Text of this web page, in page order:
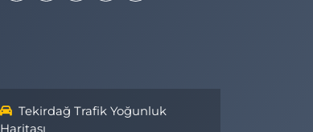
Tekirdağ Trafik Yoğunluk
Haritası